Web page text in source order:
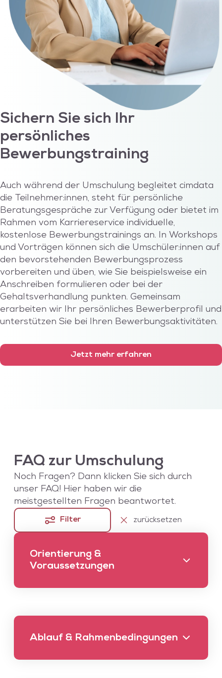
Sichern Sie sich Ihr
persönliches
Bewerbungstraining
Auch während der Umschulung begleitet cimdata
die Teilnehmer:innen, steht für persönliche
Beratungsgespräche zur Verfügung oder bietet im
Rahmen vom Karriereservice individuelle,
kostenlose Bewerbungstrainings an. In Workshops
und Vorträgen können sich die Umschüler:innen auf
den bevorstehenden Bewerbungsprozess
vorbereiten und üben, wie Sie beispielsweise ein
Anschreiben formulieren oder bei der
Gehaltsverhandlung punkten. Gemeinsam
erarbeiten wir Ihr persönliches Bewerberprofil und
unterstützen Sie bei Ihren Bewerbungsaktivitäten.
Jetzt mehr erfahren
FAQ zur Umschulung
Noch Fragen? Dann klicken Sie sich durch
unser FAQ! Hier haben wir die
meistgestellten Fragen beantwortet.
Filter zurücksetzen
Orientierung &
Voraussetzungen
Ablauf & Rahmenbedingungen